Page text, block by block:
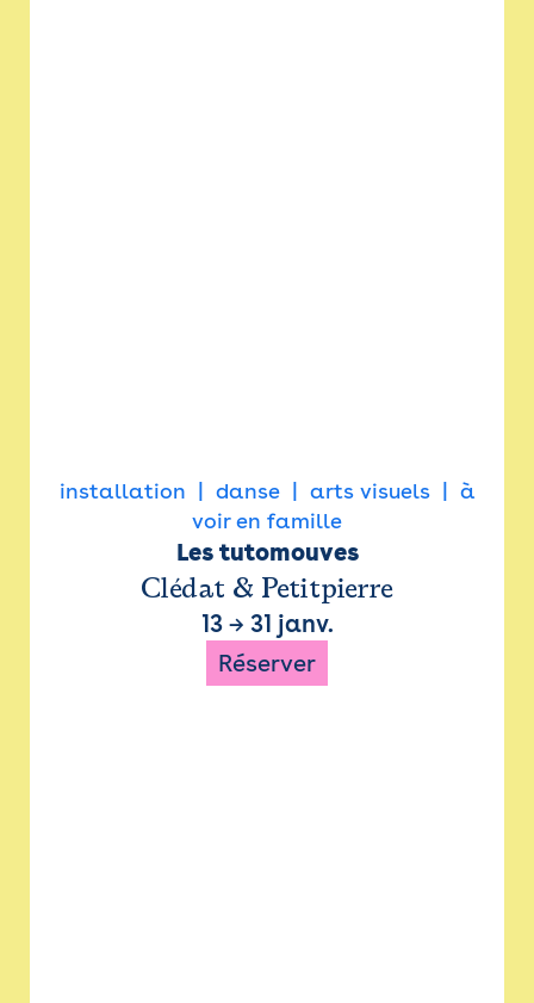
installation danse arts visuels
à
voir en famille
Les tutomouves
Clédat & Petitpierre
13→ 31 janv.
Réserver